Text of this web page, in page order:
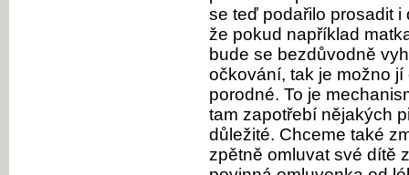
se teď podařilo prosadit
že pokud například
bude se bezdůvodně
očkování, tak je možno
porodné. To je
tam zapotřebí nějakých
důležité. Chceme také
zpětně omluvat své dítě